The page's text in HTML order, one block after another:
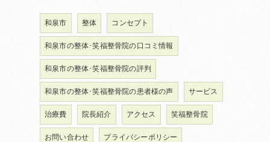
和泉市 整体 コンセプト
和泉市の整体･笑福整骨院の口コミ情報
和泉市の整体･笑福整骨院の評判
和泉市の整体･笑福整骨院の患者様の声 サービス
治療費 院長紹介 アクセス 笑福整骨院
お問い合わせ プライバシーポリシー